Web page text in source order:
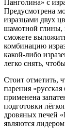
Панголина» с
Предусмотрена
изразцами двух
шамотной глины,
сможете
комбинацию
какой-либо
легко снять,
Стоит отметить,
парения
применена
подготовки
дровяных печей
являются